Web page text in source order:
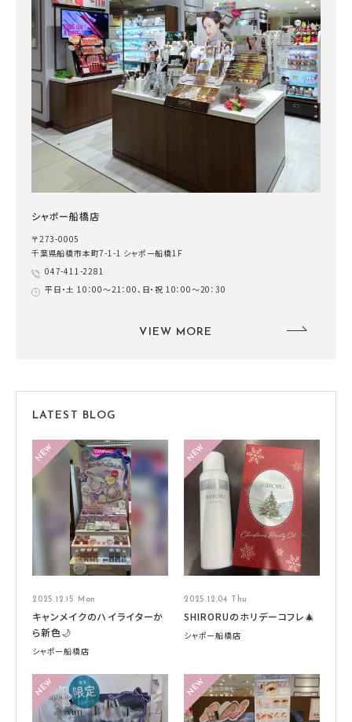
シャポー船橋店
〒273-0005
千葉県船橋市本町7-1-1 シャポー船橋1F
047-411-2281
平日・土 10：00～21：00、日・祝 10：00～20：30
VIEW MORE
LATEST BLOG
2025.12.15 Mon
キャンメイクのハイライターか
ら新色🌙
シャポー船橋店
2025.12.04 Thu
SHIRORUのホリデーコフレ🎄
シャポー船橋店